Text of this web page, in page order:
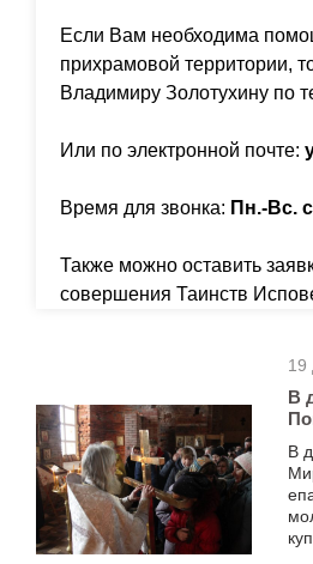
Если Вам необходима
прихрамовой территории,
Владимиру Золотухину по
Или по электронной почте:
Время для звонка: Пн.-Вс.
Также можно оставить
совершения Таинств
19
В
В